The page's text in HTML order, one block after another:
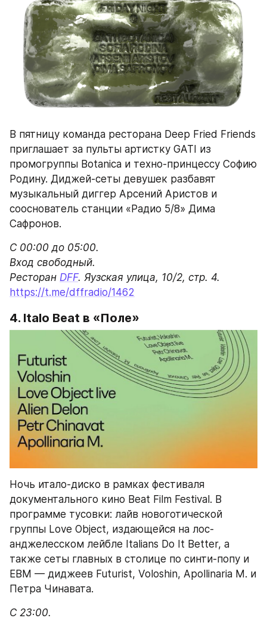
В пятницу команда ресторана Deep Fried Friends
приглашает за пульты артистку GATI из
промогруппы Botanica и техно-принцессу Софию
Родину. Диджей-сеты девушек разбавят
музыкальный диггер Арсений Аристов и
сооснователь станции «Радио 5/8» Дима
Сафронов.
С 00:00 до 05:00.
Вход свободный.
Ресторан DFF
https://t.me/dffradio/1462
4. Italo Beat в «Поле»
Ночь итало-диско в рамках фестиваля
документального кино Beat Film Festival. В
программе тусовки: лайв новоготической
группы Love Object, издающейся на лос-
анджелесском лейбле Italians Do It Better, а
также сеты главных в столице по синти-попу и
EBM — диджеев Futurist, Voloshin, Apollinaria M. и
Петра Чинавата.
С 23:00.